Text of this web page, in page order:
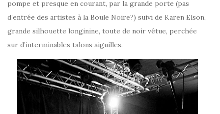
pompe et presque en courant, par la grande porte (pas
d’entrée des artistes à la Boule Noire?) suivi de Karen Elson,
grande silhouette longinine, toute de noir vêtue, perchée
sur d’interminables talons aiguilles.